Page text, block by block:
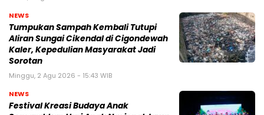
NEWS
Tumpukan Sampah Kembali Tutupi
Aliran Sungai Cikendal di Cigondewah
Kaler, Kepedulian Masyarakat Jadi
Sorotan
Minggu, 2 Agu 2026 - 15:43 WIB
NEWS
Festival Kreasi Budaya Anak